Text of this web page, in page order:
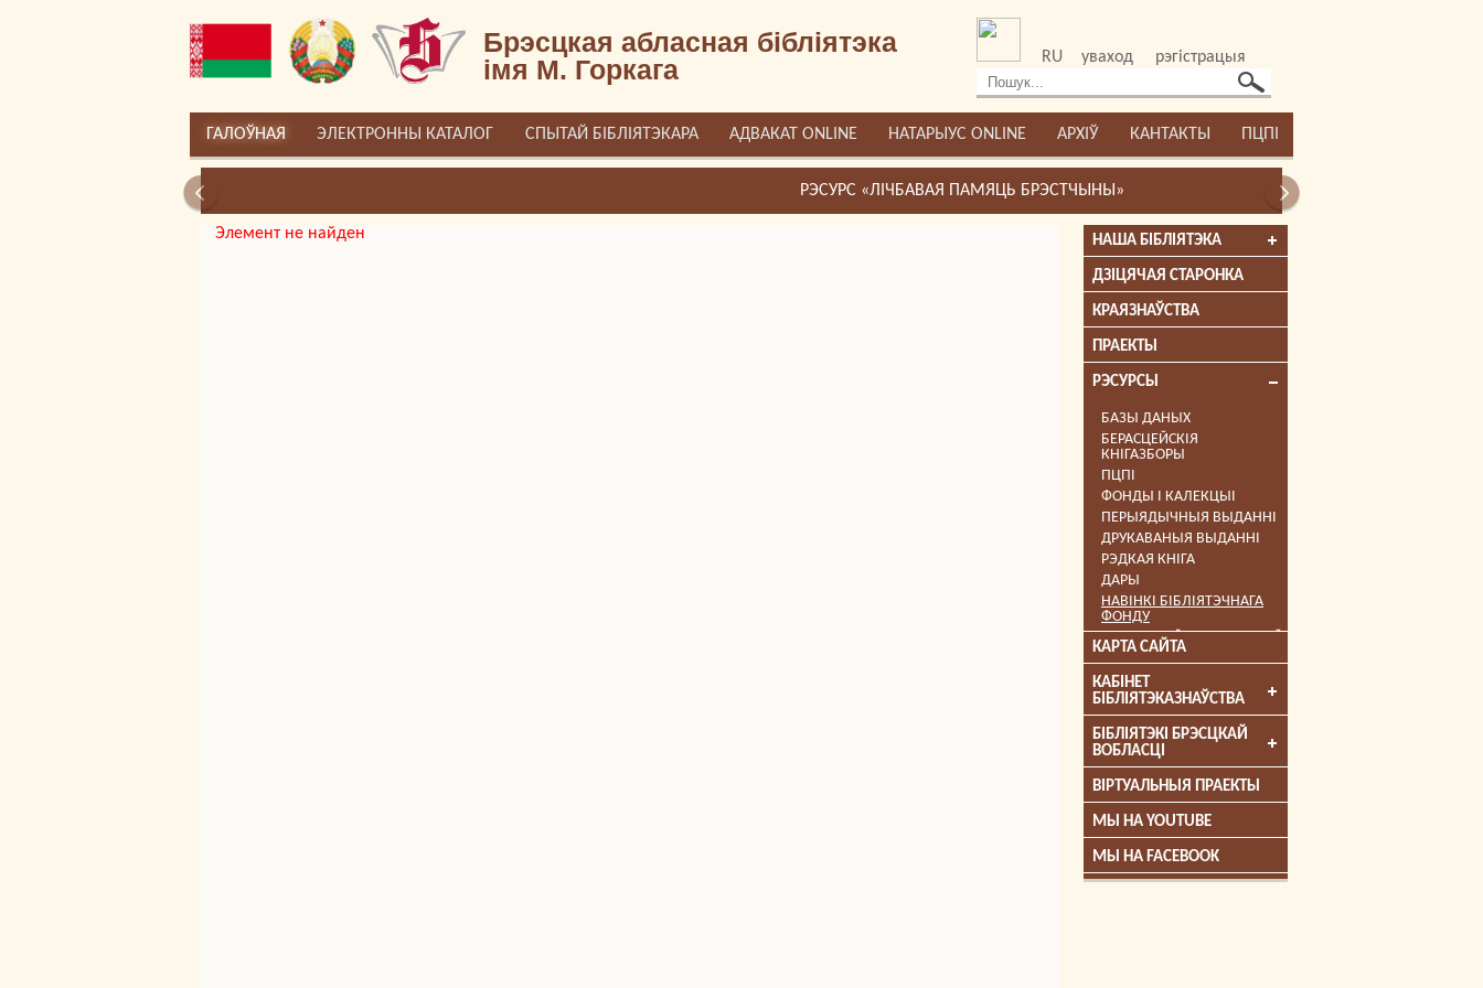
Брэсцкая абласная бібліятэка
імя М. Горкага
RU уваход рэгістрацыя
ГАЛОЎНАЯ ЭЛЕКТРОННЫ КАТАЛОГ СПЫТАЙ БІБЛІЯТЭКАРА АДВАКАТ ONLINE НАТАРЫУС ONLINE АРХІЎ КАНТАКТЫ ПЦПІ
НАША БІБЛІЯТЭКА
ДЗІЦЯЧАЯ СТАРОНКА
КРАЯЗНАЎСТВА
ПРАЕКТЫ
РЭСУРСЫ
БАЗЫ ДАНЫХ
БЕРАСЦЕЙСКІЯ
КНІГАЗБОРЫ
ПЦПІ
ФОНДЫ І КАЛЕКЦЫІ
ПЕРЫЯДЫЧНЫЯ ВЫДАННІ
ДРУКАВАНЫЯ ВЫДАННІ
РЭДКАЯ КНІГА
ДАРЫ
НАВІНКІ БІБЛІЯТЭЧНАГА
ФОНДУ
КНІГІ — ЛАЎРЭАТЫ ПРЭМІЙ
ЛІЦЭНЗІЙНЫЯ
ЭЛЕКТРОННЫЯ
ІНФАРМАЦЫЙНЫЯ
РЭСУРСЫ
АФІША
КНІГА МЕСЯЦА
ПАДЗЕІ
КАРТА САЙТА
КАБІНЕТ
БІБЛІЯТЭКАЗНАЎСТВА
БІБЛІЯТЭКІ БРЭСЦКАЙ
ВОБЛАСЦІ
ВІРТУАЛЬНЫЯ ПРАЕКТЫ
МЫ НА YOUTUBE
МЫ НА FACEBOOK
Элемент не найден